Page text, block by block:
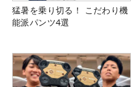
猛暑を乗り切る！ こだわり機
能派パンツ4選